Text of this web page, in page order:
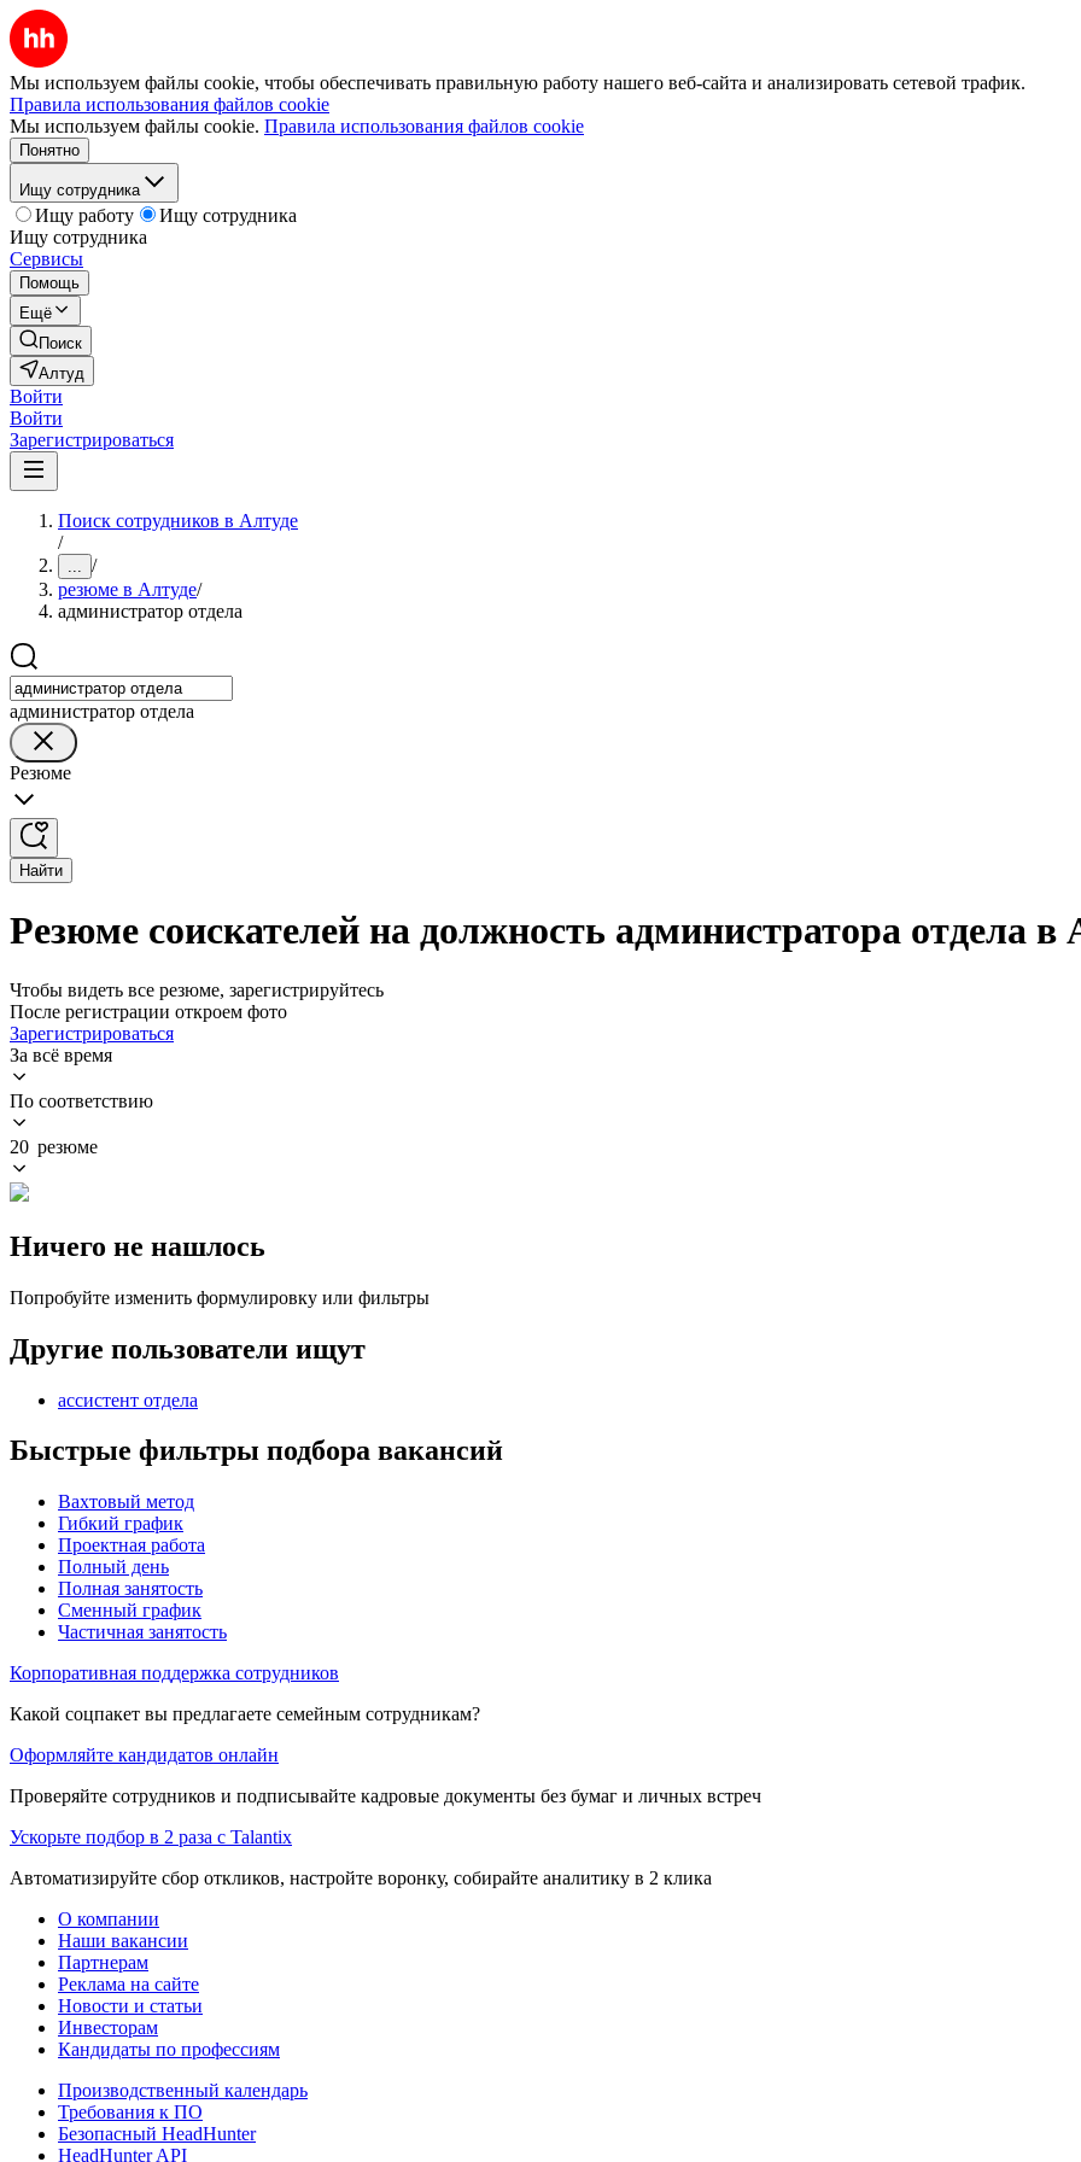
Мы используем файлы cookie, чтобы обеспечивать правильную работу нашего веб-сайта и анализировать сетевой трафик.
Правила использования файлов cookie
Мы используем файлы cookie. Правила использования файлов cookie
Понятно
Ищу сотрудника
Ищу работу
Ищу сотрудника
Ищу сотрудника
Сервисы
Помощь
Ещё
Поиск
Алтуд
Войти
Войти
Зарегистрироваться
Поиск сотрудников в Алтуде
/
... /
резюме в Алтуде/
администратор отдела
администратор отдела
Резюме
Найти
Резюме соискателей на должность администратора отдела в
Чтобы видеть все резюме, зарегистрируйтесь
После регистрации откроем фото
Зарегистрироваться
За всё время
По соответствию
20 резюме
Ничего не нашлось
Попробуйте изменить формулировку или фильтры
Другие пользователи ищут
ассистент отдела
Быстрые фильтры подбора вакансий
Вахтовый метод
Гибкий график
Проектная работа
Полный день
Полная занятость
Сменный график
Частичная занятость
Корпоративная поддержка сотрудников
Какой соцпакет вы предлагаете семейным сотрудникам?
Оформляйте кандидатов онлайн
Проверяйте сотрудников и подписывайте кадровые документы без бумаг и личных встреч
Ускорьте подбор в 2 раза с Talantix
Автоматизируйте сбор откликов, настройте воронку, собирайте аналитику в 2 клика
О компании
Наши вакансии
Партнерам
Реклама на сайте
Новости и статьи
Инвесторам
Кандидаты по профессиям
Производственный календарь
Требования к ПО
Безопасный HeadHunter
HeadHunter API